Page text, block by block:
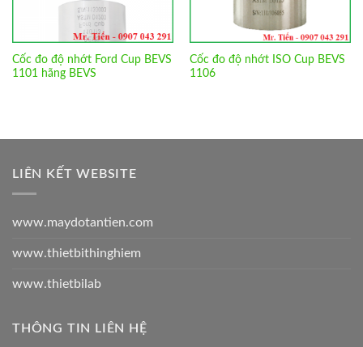
Cốc đo độ nhớt Ford Cup BEVS
1101 hãng BEVS
Cốc đo độ nhớt ISO Cup BEVS
1106
LIÊN KẾT WEBSITE
www.maydotantien.com
www.thietbithinghiem
www.thietbilab
THÔNG TIN LIÊN HỆ